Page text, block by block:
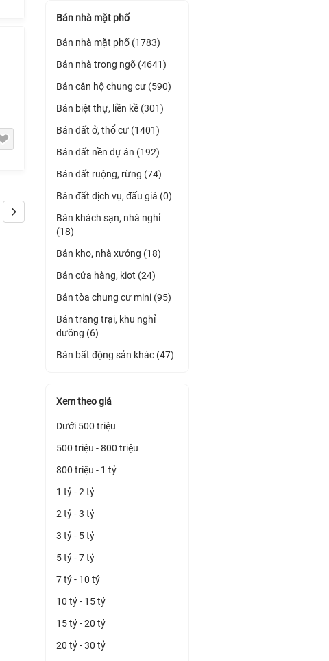
Bán nhà mặt phố
Bán nhà mặt phố (1783)
Bán nhà trong ngõ (4641)
Bán căn hộ chung cư (590)
Bán biệt thự, liền kề (301)
Bán đất ở, thổ cư (1401)
Bán đất nền dự án (192)
Bán đất ruộng, rừng (74)
Bán đất dịch vụ, đấu giá (0)
Bán khách sạn, nhà nghỉ
(18)
Bán kho, nhà xưởng (18)
Bán cửa hàng, kiot (24)
Bán tòa chung cư mini (95)
Bán trang trại, khu nghỉ
dưỡng (6)
Bán bất động sản khác (47)
Xem theo giá
Dưới 500 triệu
500 triệu - 800 triệu
800 triệu - 1 tỷ
1 tỷ - 2 tỷ
2 tỷ - 3 tỷ
3 tỷ - 5 tỷ
5 tỷ - 7 tỷ
7 tỷ - 10 tỷ
10 tỷ - 15 tỷ
15 tỷ - 20 tỷ
20 tỷ - 30 tỷ